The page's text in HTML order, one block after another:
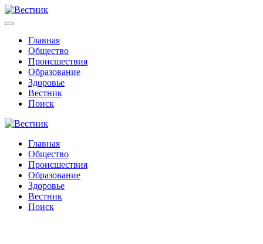
Главная
Общество
Происшествия
Образование
Здоровье
Вестник
Поиск
Главная
Общество
Происшествия
Образование
Здоровье
Вестник
Поиск